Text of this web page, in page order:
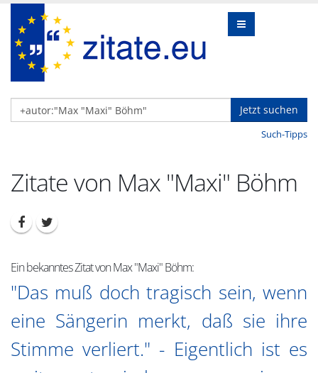
Jetzt suchen
Such-Tipps
Zitate von Max "Maxi" Böhm
Ein bekanntes Zitat von Max "Maxi" Böhm:
"Das muß doch tragisch sein, wenn
eine Sängerin merkt, daß sie ihre
Stimme verliert." - Eigentlich ist es